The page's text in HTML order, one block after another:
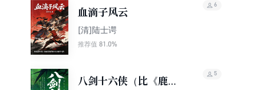
略》中评他的作品“皆不称”。
血滴子风云
[清]陆士谔
推荐值 81.0%
6
八剑十六侠（比《鹿鼎
5